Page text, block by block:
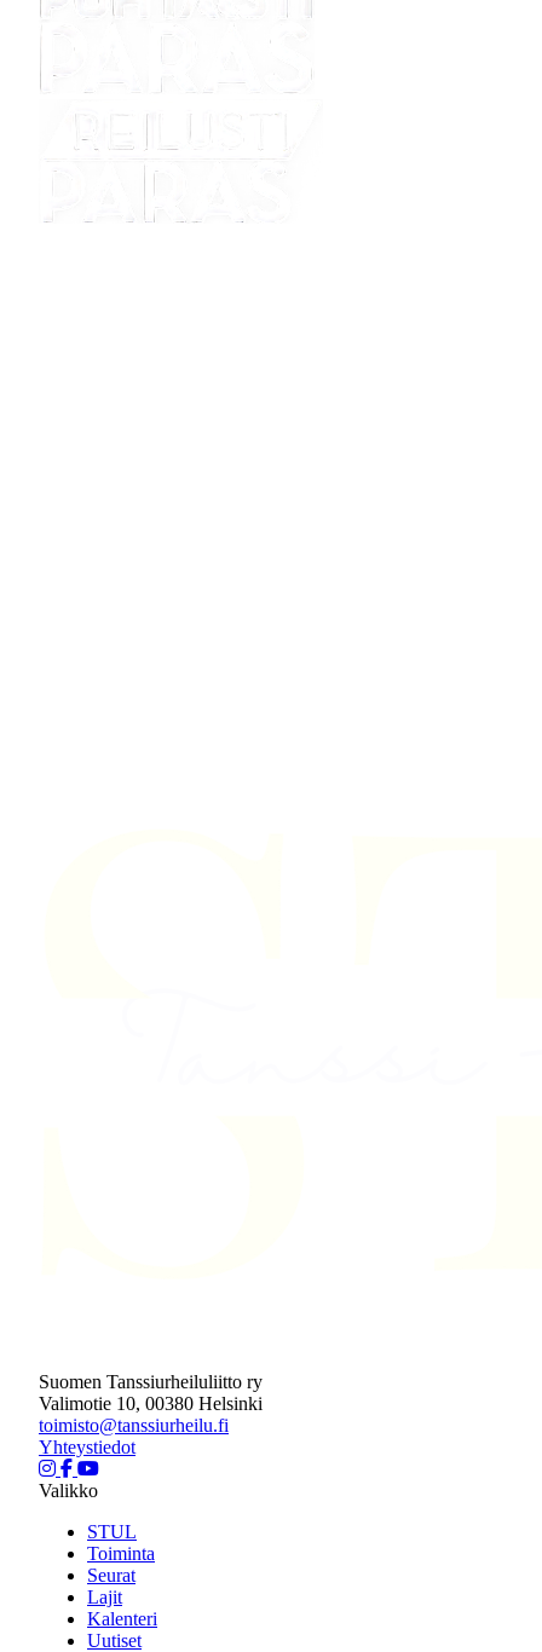
Suomen Tanssiurheiluliitto ry
Valimotie 10, 00380 Helsinki
toimisto@tanssiurheilu.fi
Yhteystiedot
Valikko
STUL
Toiminta
Seurat
Lajit
Kalenteri
Uutiset